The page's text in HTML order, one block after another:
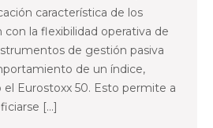
característica de los
la flexibilidad operativa de
de gestión pasiva
de un índice,
Eurostoxx 50. Esto permite a
[…]